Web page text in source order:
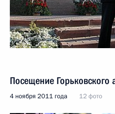
Посещение Горьковского
4 ноября 2011 года 12 фото